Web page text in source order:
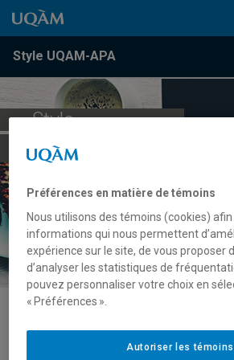
Passer au contenu
Accéder au menu principal
Accéder à la recherche
Passer au contenu
Accéder au menu principal
Style UQAM-APA
Style
UQAM - APA
Mention du droit
Préférences en matière de témoins
Nous utilisons des témoins (cookies)
informations qui nous permettent
expérience sur le site, de vous proposer
d’analyser les statistiques de
pouvez personnaliser votre choix en
« Préférences ».
Autoriser les témoins